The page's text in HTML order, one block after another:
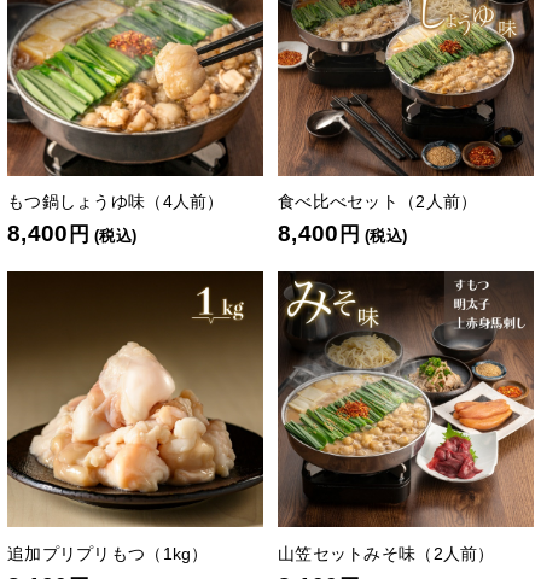
もつ鍋しょうゆ味（4人前）
8,400 円 (税込)
食べ比べセット（2人前）
8,400 円 (税込)
追加プリプリもつ（1kg） 山笠セットみそ味（2人前）